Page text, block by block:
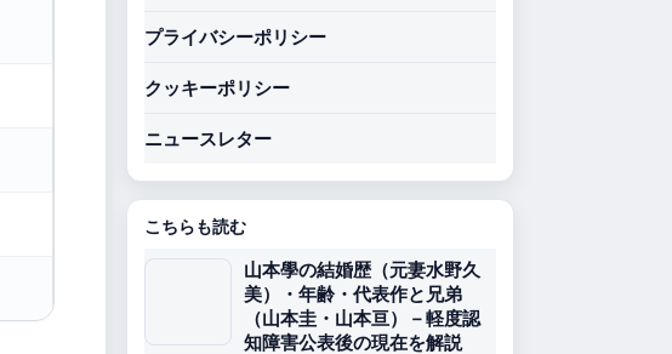
プライバシーポリシー
クッキーポリシー
ニュースレター
こちらも読む
山本學の結婚歴（元妻水野久
美）・年齢・代表作と兄弟
（山本圭・山本亘）－軽度認
知障害公表後の現在を解説